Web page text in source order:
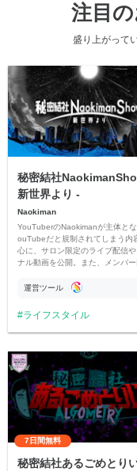
注目
盛り上がって
秘密結社
新世界より -
Naokiman
YouTuberのNaokimanが主体と
ouTubeだと規制されてしまう内
心に、サロン限定のライブ配信
ナル動画を公開。また、メンバ
ただいています。
運営ツール
ライフスタイル
7日間無料
秘密結社あるごめとり